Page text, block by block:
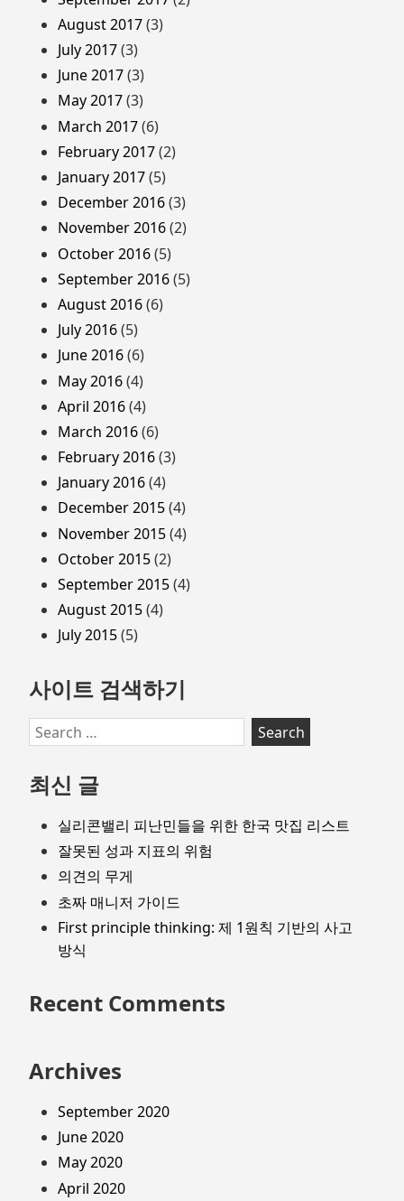
August 2017(3)
July 2017(3)
June 2017(3)
May 2017(3)
March 2017(6)
February 2017(2)
January 2017(5)
December 2016(3)
November 2016(2)
October 2016(5)
September 2016(5)
August 2016(6)
July 2016(5)
June 2016(6)
May 2016(4)
April 2016(4)
March 2016(6)
February 2016(3)
January 2016(4)
December 2015(4)
November 2015(4)
October 2015(2)
September 2015(4)
August 2015(4)
July 2015(5)
사이트 검색하기
Search
for:
최신 글
실리콘밸리 피난민들을 위한 한국 맛집 리스트
잘못된 성과 지표의 위험
의견의 무게
초짜 매니저 가이드
First principle thinking: 제 1원칙 기반의 사고
방식
Recent Comments
Archives
September 2020
June 2020
May 2020
April 2020